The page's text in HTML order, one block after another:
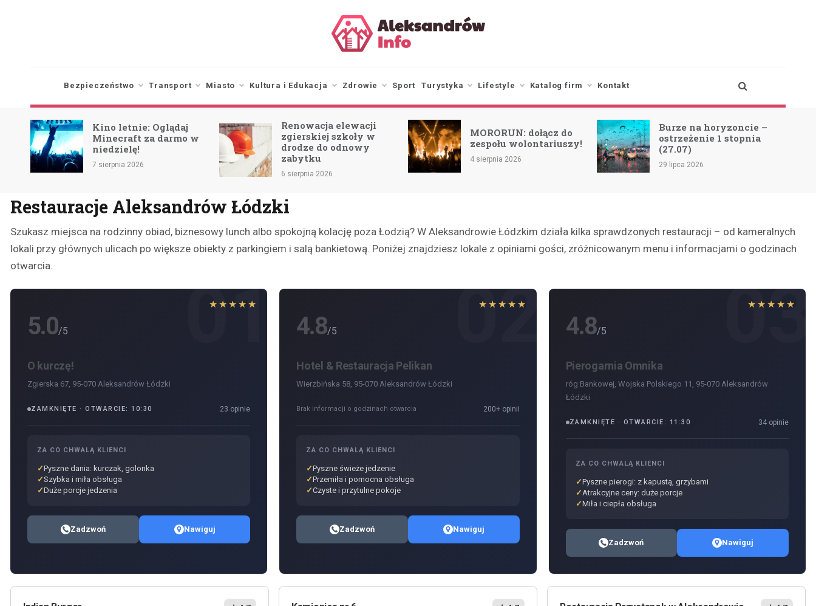
Bezpieczeństwo Transport Miasto Kultura i Edukacja Zdrowie Sport Turystyka Lifestyle Katalog firm Kontakt
Kino letnie: Oglądaj
Minecraft za darmo w
niedzielę!
7 sierpnia 2026
Renowacja elewacji
zgierskiej szkoły w
drodze do odnowy
zabytku
6 sierpnia 2026
MORORUN: dołącz do
zespołu wolontariuszy!
4 sierpnia 2026
Burze na horyzoncie –
ostrzeżenie 1 stopnia
(27.07)
29 lipca 2026
Restauracje Aleksandrów Łódzki
Szukasz miejsca na rodzinny obiad, biznesowy lunch albo spokojną kolację poza Łodzią? W Aleksandrowie Łódzkim działa kilka sprawdzonych restauracji – od kameralnych
lokali przy głównych ulicach po większe obiekty z parkingiem i salą bankietową. Poniżej znajdziesz lokale z opiniami gości, zróżnicowanym menu i informacjami o godzinach
otwarcia.
01
★★★★★
5.0/5
O kurczę!
Zgierska 67, 95-070 Aleksandrów Łódzki
ZAMKNIĘTE · OTWARCIE: 10:30 23 opinie
ZA CO CHWALĄ KLIENCI
Pyszne dania: kurczak, golonka
Szybka i miła obsługa
Duże porcje jedzenia
Zadzwoń Nawiguj
02
★★★★★
4.8/5
Hotel & Restauracja Pelikan
Wierzbińska 58, 95-070 Aleksandrów Łódzki
Brak informacji o godzinach otwarcia 200+ opinii
ZA CO CHWALĄ KLIENCI
Pyszne świeże jedzenie
Przemiła i pomocna obsługa
Czyste i przytulne pokoje
Zadzwoń Nawiguj
03
★★★★★
4.8/5
Pierogarnia Omnika
róg Bankowej, Wojska Polskiego 11, 95-070 Aleksandrów
Łódzki
ZAMKNIĘTE · OTWARCIE: 11:30 34 opinie
ZA CO CHWALĄ KLIENCI
Pyszne pierogi: z kapustą, grzybami
Atrakcyjne ceny: duże porcje
Miła i ciepła obsługa
Zadzwoń Nawiguj